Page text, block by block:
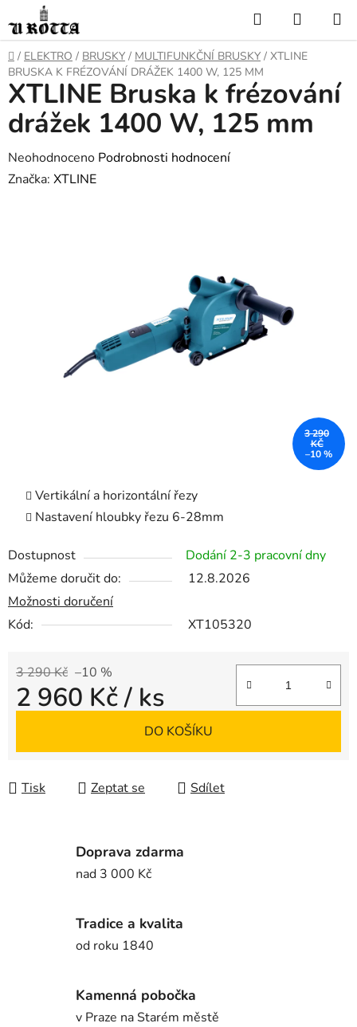
na
obsah
Hledat
KOŠÍK
DOMŮ
/ ELEKTRO / BRUSKY / MULTIFUNKČNÍ BRUSKY / XTLINE
BRUSKA K FRÉZOVÁNÍ DRÁŽEK 1400 W, 125 MM
Vertikální a horizontální řezy
Nastavení hloubky řezu 6-28mm
Dostupnost
Dodání 2-3 pracovní dny
Můžeme doručit do:
12.8.2026
Možnosti doručení
Kód:
XT105320
3 290 Kč –10 %
2 960 Kč/ ks
DO KOŠÍKU
Tisk Zeptat se Sdílet
XTLINE Bruska k frézování
drážek 1400 W, 125 mm
Průměrné
hodnocení
Neohodnoceno Podrobnosti hodnocení
Značka: XTLINE
3 290
KČ
–10 %
Doprava zdarma
nad 3 000 Kč
Tradice a kvalita
od roku 1840
Kamenná pobočka
v Praze na Starém městě